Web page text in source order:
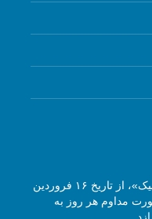
مجله آنلاین موسیقی «گفتگوی هارمونیک»، از تاریخ ۱۶ فروردین
صورت مداوم هر روز به